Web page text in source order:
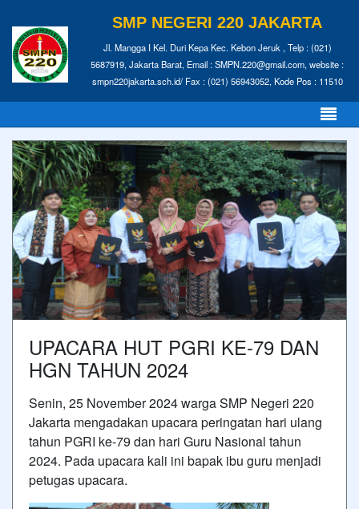
SMP NEGERI 220 JAKARTA
Jl. Mangga I Kel. Duri Kepa Kec. Kebon Jeruk , Telp : (021)
5687919, Jakarta Barat, Email : SMPN.220@gmail.com, website :
smpn220jakarta.sch.id/ Fax : (021) 56943052, Kode Pos : 11510
UPACARA HUT PGRI KE-79 DAN
HGN TAHUN 2024
Senin, 25 November 2024 warga SMP Negeri 220
Jakarta mengadakan upacara peringatan hari ulang
tahun PGRI ke-79 dan hari Guru Nasional tahun
2024. Pada upacara kali ini bapak ibu guru menjadi
petugas upacara.